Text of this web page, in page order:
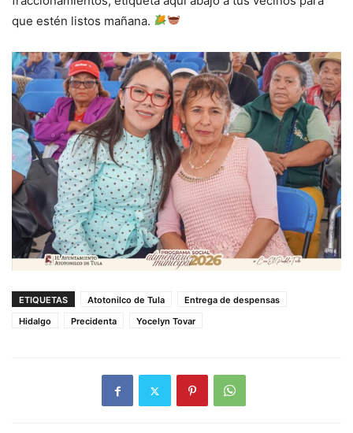
que estén listos mañana.
ETIQUETAS Atotonilco de Tula
Entrega de despensas
Hidalgo
Precidenta Yocelyn Tovar